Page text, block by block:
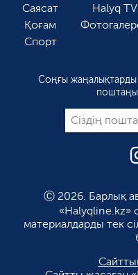
Саясат
Қоғам
Спорт
Halyq TV
Соңғы
Ⓒ 2026. Барлық
«Halyqline.kz»
материалдарды тек